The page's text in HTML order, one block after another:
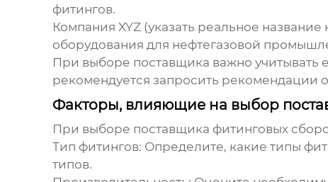
фитингов.
Компания XYZ (указать реальное
оборудования для нефтегазовой
При выборе поставщика важно учитывать
рекомендуется запросить рекомендации
Факторы, влияющие на выбор
При выборе поставщика фитинговых
Тип фитингов: Определите, какие типы
типов.